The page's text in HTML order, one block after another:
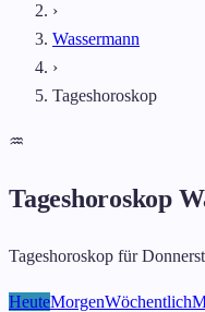
›
Wassermann
›
Tageshoroskop
♒
Tageshoroskop
Tageshoroskop für
HeuteMorgenWöchentlich